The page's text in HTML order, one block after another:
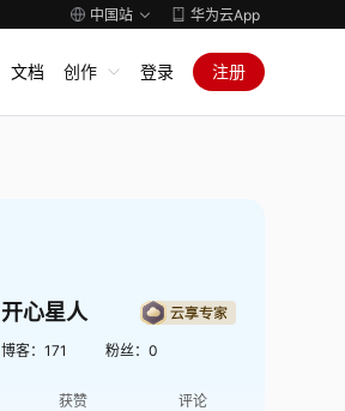
中国站 华为云App
文档 创作 登录 注册
开心星人
博客： 171 粉丝： 0
获赞 评论